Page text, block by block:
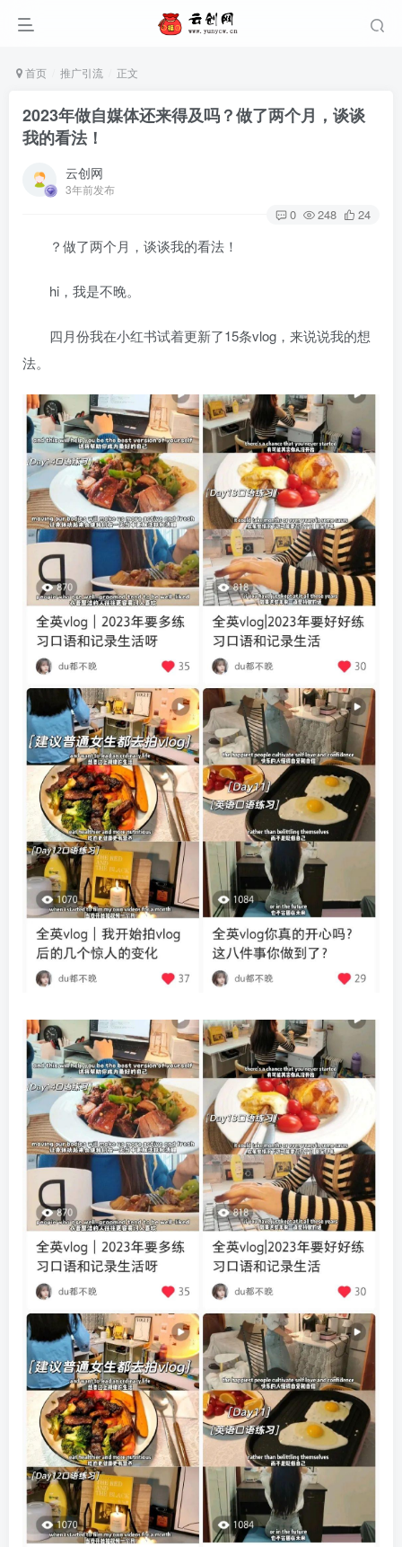
首页 推广引流 正文
2023年做自媒体还来得及吗？做了两个月，谈谈
我的看法！
云创网
3年前发布
0 248 24
？做了两个月，谈谈我的看法！
hi，我是不晚。
四月份我在小红书试着更新了15条vlog，来说说我的想
法。